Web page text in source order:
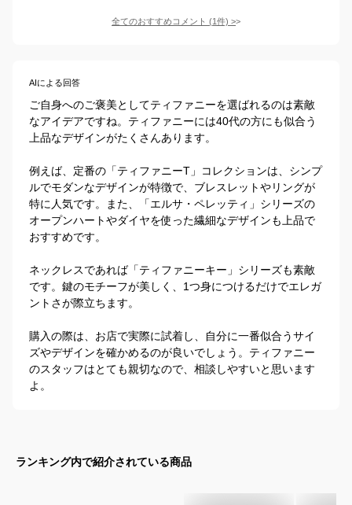
全てのおすすめコメント (1件) >
AIによる回答
ご自身へのご褒美としてティファニーを選ばれるのは素敵
なアイデアですね。ティファニーには40代の方にも似合う
上品なデザインがたくさんあります。
例えば、定番の「ティファニーT」コレクションは、シンプ
ルでモダンなデザインが特徴で、ブレスレットやリングが
特に人気です。また、「エルサ・ペレッティ」シリーズの
オープンハートやダイヤを使った繊細なデザインも上品で
おすすめです。
ネックレスであれば「ティファニーキー」シリーズも素敵
です。鍵のモチーフが美しく、1つ身につけるだけでエレガ
ントさが際立ちます。
購入の際は、お店で実際に試着し、自分に一番似合うサイ
ズやデザインを確かめるのが良いでしょう。ティファニー
のスタッフはとても親切なので、相談しやすいと思います
よ。
ランキング内で紹介されている商品